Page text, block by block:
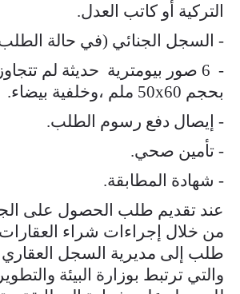
التركية أو كاتب العدل.
- السجل الجنائي (في حالة
- 6 صور بيومترية حديثة لم
بحجم 50x60 ملم ،وخلفية بيضاء.
- إيصال دفع رسوم الطلب.
- تأمين صحي.
- شهادة المطابقة.
عند تقديم طلب الحصول على
من خلال إجراءات شراء
طلب إلى مديرية السجل
والتي ترتبط بوزارة البيئة